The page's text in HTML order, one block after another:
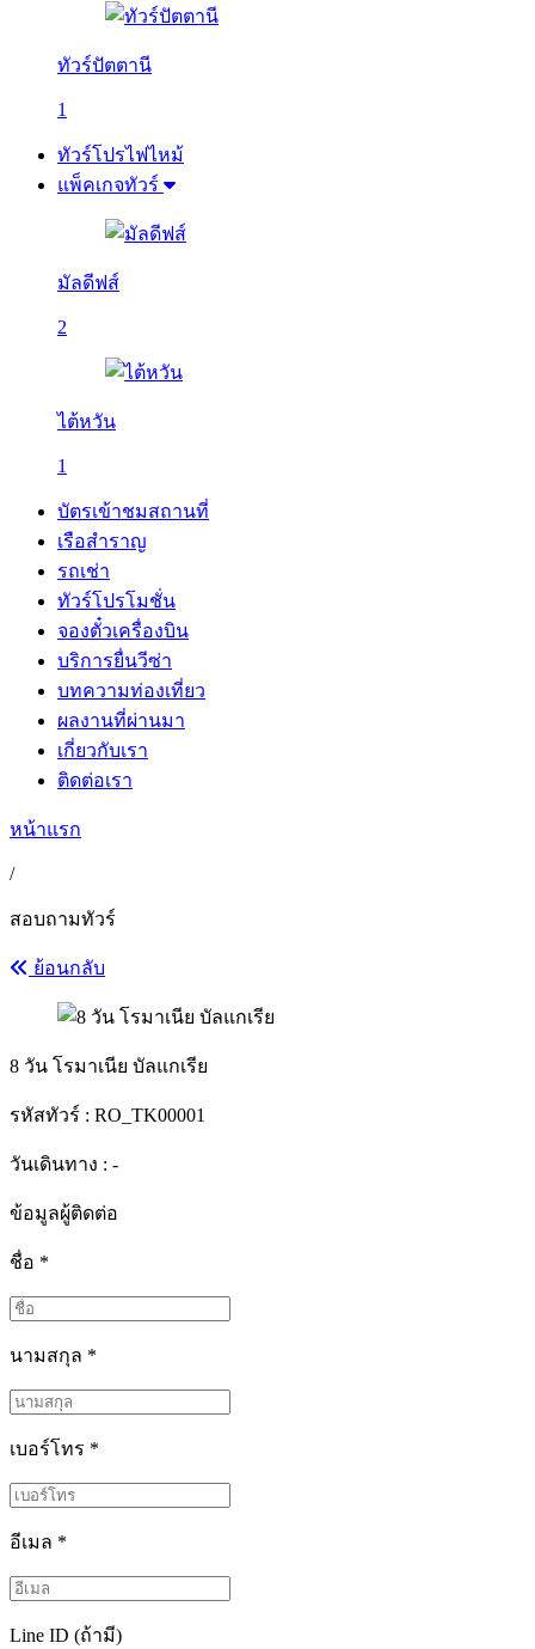
ทัวร์ปัตตานี
1
ทัวร์โปรไฟไหม้
แพ็คเกจทัวร์
มัลดีฟส์
2
ไต้หวัน
1
บัตรเข้าชมสถานที่
เรือสำราญ
รถเช่า
ทัวร์โปรโมชั่น
จองตั๋วเครื่องบิน
บริการยื่นวีซ่า
บทความท่องเที่ยว
ผลงานที่ผ่านมา
เกี่ยวกับเรา
ติดต่อเรา
หน้าแรก
/
สอบถามทัวร์
ย้อนกลับ
8 วัน โรมาเนีย บัลแกเรีย
รหัสทัวร์ : RO_TK00001
วันเดินทาง : -
ข้อมูลผู้ติดต่อ
ชื่อ *
นามสกุล *
เบอร์โทร *
อีเมล *
Line ID (ถ้ามี)